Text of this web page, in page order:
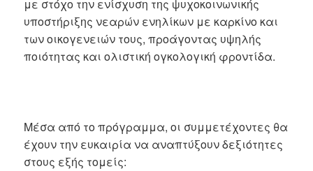
με στόχο την ενίσχυση της ψυχοκοινωνικής
υποστήριξης νεαρών ενηλίκων με καρκίνο και
των οικογενειών τους, προάγοντας υψηλής
ποιότητας και ολιστική ογκολογική φροντίδα.
Μέσα από το πρόγραμμα, οι συμμετέχοντες θα
έχουν την ευκαιρία να αναπτύξουν δεξιότητες
στους εξής τομείς: